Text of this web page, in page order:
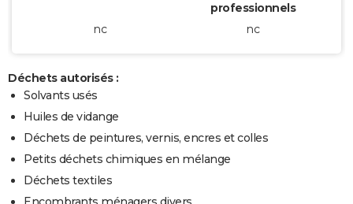
professionnels
nc
nc
Déchets autorisés :
Solvants usés
Huiles de vidange
Déchets de peintures, vernis, encres et colles
Petits déchets chimiques en mélange
Déchets textiles